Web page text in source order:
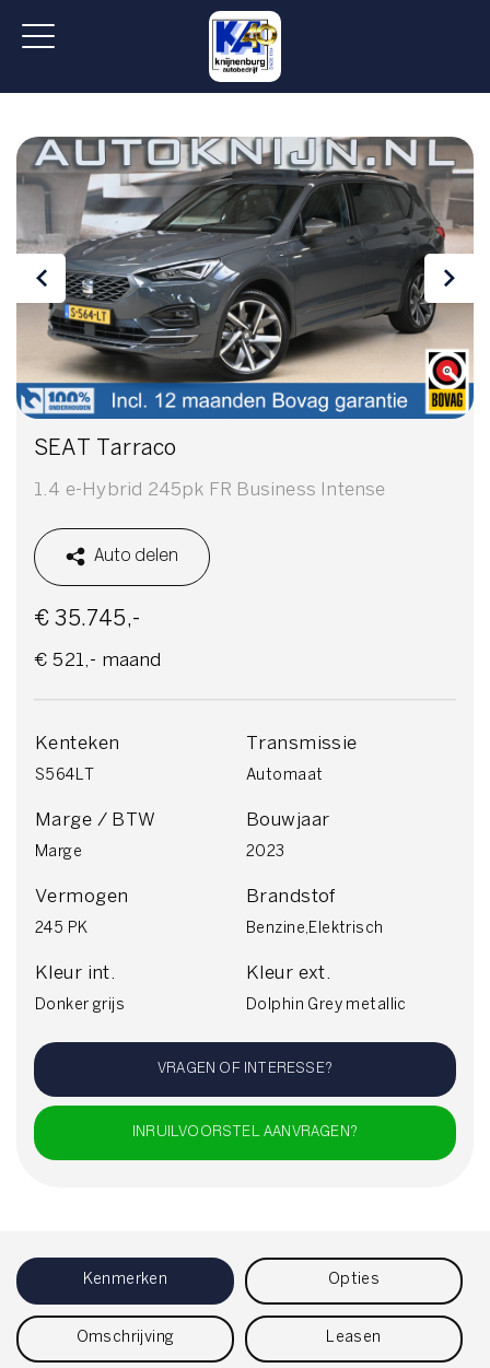
SEAT Tarraco
1.4 e-Hybrid 245pk FR Business Intense
Auto delen
€ 35.745,-
€ 521,- maand
Kenteken
S564LT
Transmissie
Automaat
Marge / BTW
Marge
Bouwjaar
2023
Vermogen
245 PK
Brandstof
Benzine,Elektrisch
Kleur int.
Donker grijs
Kleur ext.
Dolphin Grey metallic
VRAGEN OF INTERESSE?
INRUILVOORSTEL AANVRAGEN?
Kenmerken Opties
Omschrijving Leasen